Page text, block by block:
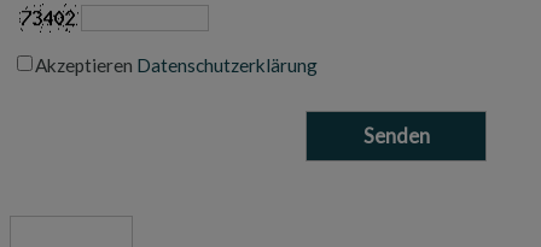
Akzeptieren Datenschutzerklärung